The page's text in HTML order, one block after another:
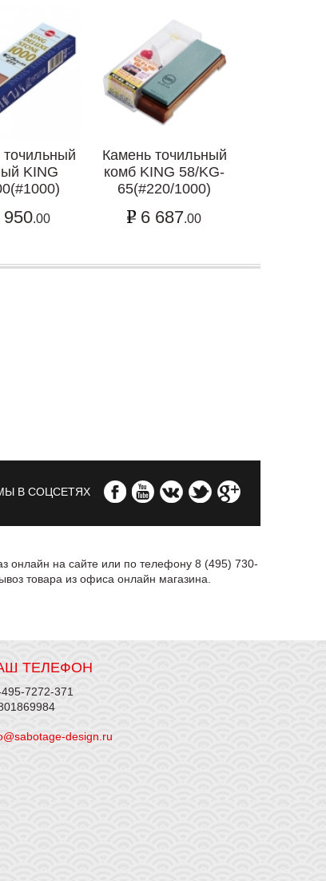
KING
950.00
Камень точильный
комб KING 58/KG-
65(#220/1000)
6 687.00
В СОЦСЕТЯХ
онлайн на сайте или по телефону 8 (495) 730-
товара из офиса онлайн магазина.
ТЕЛЕФОН
7272-371
design.ru